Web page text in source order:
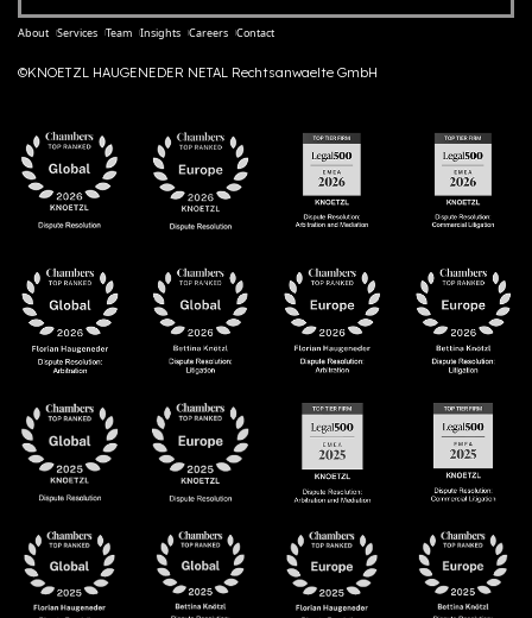
About Services Team Insights Careers Contact
©KNOETZL HAUGENEDER NETAL Rechtsanwaelte GmbH